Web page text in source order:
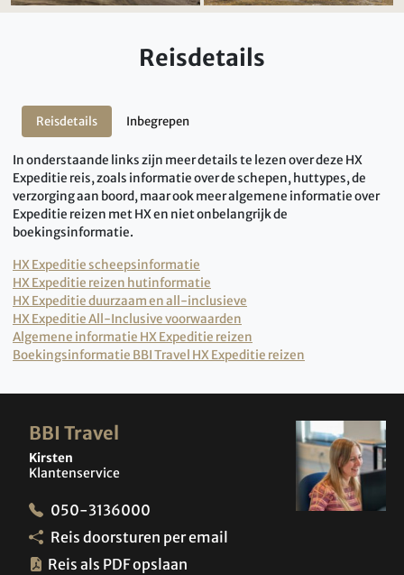
Reisdetails
Reisdetails Inbegrepen
In onderstaande links zijn meer details te lezen over deze HX
Expeditie reis, zoals informatie over de schepen, huttypes, de
verzorging aan boord, maar ook meer algemene informatie over
Expeditie reizen met HX en niet onbelangrijk de
boekingsinformatie.
HX Expeditie scheepsinformatie
HX Expeditie reizen hutinformatie
HX Expeditie duurzaam en all-inclusieve
HX Expeditie All-Inclusive voorwaarden
Algemene informatie HX Expeditie reizen
Boekingsinformatie BBI Travel HX Expeditie reizen
BBI Travel
Kirsten
Klantenservice
050-3136000
Reis doorsturen per email
Reis als PDF opslaan